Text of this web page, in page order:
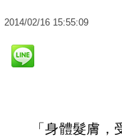
2014/02/16 15:55:09
「身體髮膚，